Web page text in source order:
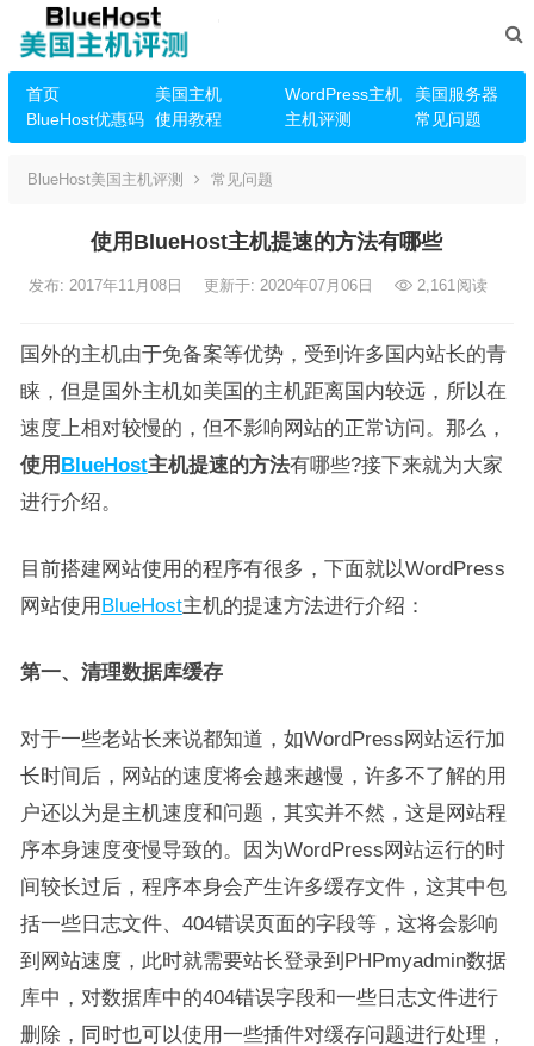
首页 美国主机 WordPress主机
美国服务器
BlueHost优惠码
使用教程 主机评测 常见问题
BlueHost美国主机评测 常见问题
使用BlueHost主机提速的方法有哪些
发布: 2017年11月08日 更新于: 2020年07月06日 2,161阅读
国外的主机由于免备案等优势，受到许多国内站长的青
睐，但是国外主机如美国的主机距离国内较远，所以在
速度上相对较慢的，但不影响网站的正常访问。那么，
使用 BlueHost主机提速的方法有哪些?接下来就为大家
进行介绍。
目前搭建网站使用的程序有很多，下面就以WordPress
网站使用 BlueHost主机的提速方法进行介绍：
第一、清理数据库缓存
对于一些老站长来说都知道，如WordPress网站运行加
长时间后，网站的速度将会越来越慢，许多不了解的用
户还以为是主机速度和问题，其实并不然，这是网站程
序本身速度变慢导致的。因为WordPress网站运行的时
间较长过后，程序本身会产生许多缓存文件，这其中包
括一些日志文件、404错误页面的字段等，这将会影响
到网站速度，此时就需要站长登录到PHPmyadmin数据
库中，对数据库中的404错误字段和一些日志文件进行
删除，同时也可以使用一些插件对缓存问题进行处理，